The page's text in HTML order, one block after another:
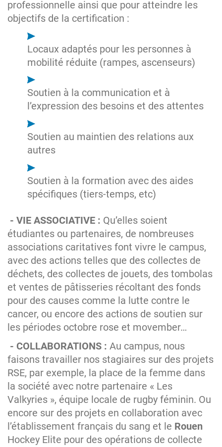
professionnelle ainsi que pour atteindre les
objectifs de la certification :
Locaux adaptés pour les personnes à
mobilité réduite (rampes, ascenseurs)
Soutien à la communication et à
l’expression des besoins et des attentes
Soutien au maintien des relations aux
autres
Soutien à la formation avec des aides
spécifiques (tiers-temps, etc)
- VIE ASSOCIATIVE : Qu’elles soient
étudiantes ou partenaires, de nombreuses
associations caritatives font vivre le campus,
avec des actions telles que des collectes de
déchets, des collectes de jouets, des tombolas
et ventes de pâtisseries récoltant des fonds
pour des causes comme la lutte contre le
cancer, ou encore des actions de soutien sur
les périodes octobre rose et movember…
- COLLABORATIONS : Au campus, nous
faisons travailler nos stagiaires sur des projets
RSE, par exemple, la place de la femme dans
la société avec notre partenaire « Les
Valkyries », équipe locale de rugby féminin. Ou
encore sur des projets en collaboration avec
l’établissement français du sang et le Rouen
Hockey Elite pour des opérations de collecte